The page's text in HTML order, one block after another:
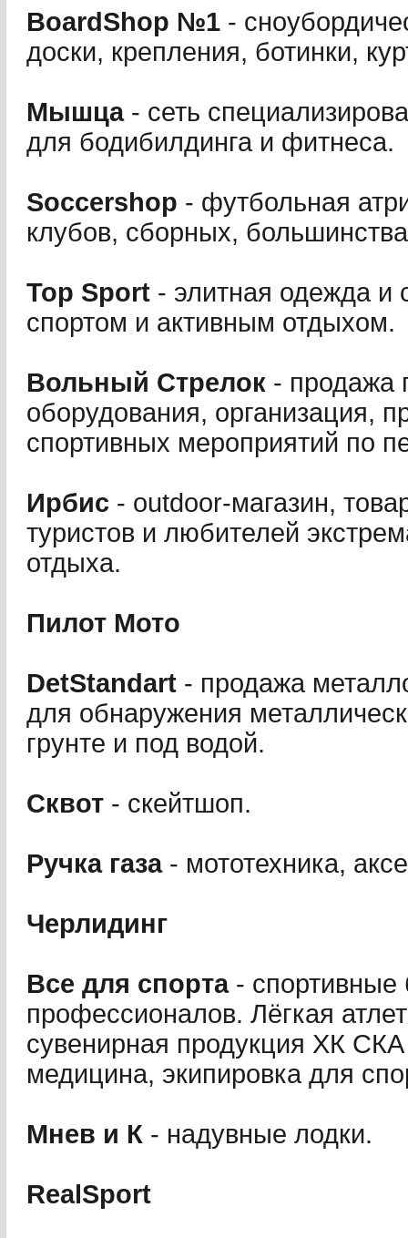
BoardShop №1 -
доски, крепления, ботинки,
Мышца- сеть
для бодибилдинга и фитнеса.
Soccershop - футбольная
клубов, сборных,
Top Sport - элитная одежда и
спортом и активным отдыхом.
Вольный Стрелок - продажа
оборудования, организация,
спортивных мероприятий по
Ирбис - outdoor-магазин,
туристов и любителей
отдыха.
Пилот Мото
DetStandart - продажа
для обнаружения
грунте и под водой.
Сквот - скейтшоп.
Ручка газа- мототехника,
Черлидинг
Все для спорта- спортивные
профессионалов. Лёгкая
сувенирная продукция ХК
медицина, экипировка для
Мнев и К - надувные лодки.
RealSport